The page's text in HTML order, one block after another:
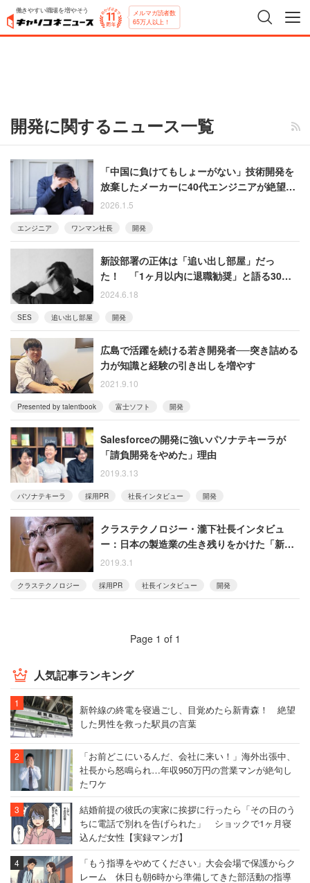
働きやすい職場を増やそう メルマガ読者数
65万人以上！
開発に関するニュース一覧
「中国に負けてもしょーがない」技術開発を
放棄したメーカーに40代エンジニアが絶望高
価な設備も「買って満足、宝の持ち腐れ」
2026.1.5
エンジニア ワンマン社長 開発
新設部署の正体は「追い出し部屋」だっ
た！ 「1ヶ月以内に退職勧奨」と語る30代
女性
2024.6.18
SES 追い出し部屋 開発
広島で活躍を続ける若き開発者──突き詰める
力が知識と経験の引き出しを増やす
2021.9.10
Presented by talentbook 富士ソフト 開発
Salesforceの開発に強いパソナテキーラが
「請負開発をやめた」理由
2019.3.13
パソナテキーラ 採用PR 社長インタビュー 開発
クラステクノロジー・瀧下社長インタビュ
ー：日本の製造業の生き残りをかけた「新し
いものづくり」をシステムで支援したい
2019.3.1
クラステクノロジー 採用PR 社長インタビュー 開発
Page 1 of 1
人気記事ランキング
新幹線の終電を寝過ごし、目覚めたら新青森！ 絶望
した男性を救った駅員の言葉
「お前どこにいるんだ、会社に来い！」海外出張中、
社長から怒鳴られ…年収950万円の営業マンが絶句し
たワケ
結婚前提の彼氏の実家に挨拶に行ったら「その日のう
ちに電話で別れを告げられた」 ショックで1ヶ月寝
込んだ女性【実録マンガ】
「もう指導をやめてください」大会会場で保護からク
レーム 休日も朝6時から準備してきた部活動の指導